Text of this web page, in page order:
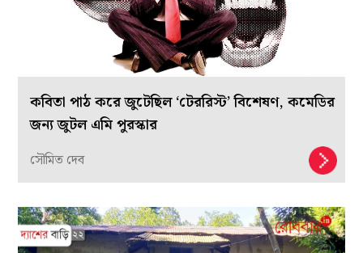
কবিতা পাঠ করে জুটেছিল ‘টেররিস্ট’ বিশেষণ, কমেডির
জন্য জুটল এমি পুরস্কার
সৌমিত দেব